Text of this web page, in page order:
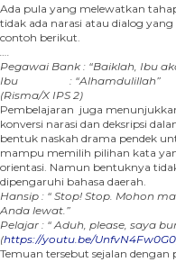
Ada pula yang melewatkan
tidak ada narasi atau dialog
contoh berikut.
….
Pegawai Bank : “Baiklah, Ibu
Ibu : “Alhamdulillah”
(Risma/X IPS 2)
Pembelajaran juga
konversi narasi dan deksripsi
bentuk naskah drama pendek
mampu memilih pilihan kata
orientasi. Namun bentuknya
dipengaruhi bahasa daerah.
Hansip : “ Stop! Stop. Mohon
Anda lewat.”
Pelajar : “ Aduh, please, saya
(https://youtu.be/UnfvN4Fw0G0
Temuan tersebut sejalan